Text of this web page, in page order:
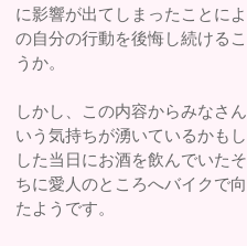
に影響が出てしまったことに
の自分の行動を後悔し続ける
うか。
しかし、この内容からみなさ
いう気持ちが湧いているかも
した当日にお酒を飲んでいた
ちに愛人のところへバイクで
たようです。